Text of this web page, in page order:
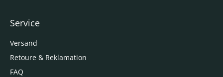
Service
Versand
Retoure & Reklamation
FAQ